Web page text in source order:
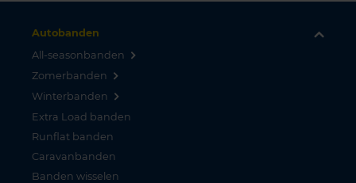
Autobanden
All-seasonbanden
Zomerbanden
Winterbanden
Extra Load banden
Runflat banden
Caravanbanden
Banden wisselen